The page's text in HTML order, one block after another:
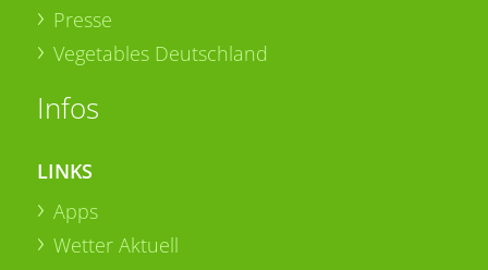
Presse
Vegetables Deutschland
Infos
LINKS
Apps
Wetter Aktuell